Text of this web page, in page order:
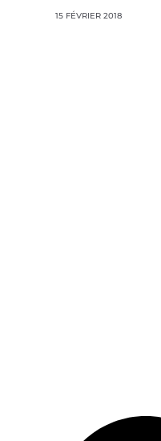
15 FÉVRIER 2018